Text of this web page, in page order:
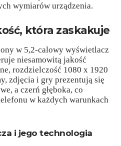
wymiarów urządzenia.
która zaskakuje
w 5,2-calowy wyświetlacz
niesamowitą jakość
rozdzielczość 1080 x 1920
zdjęcia i gry prezentują się
a czerń głęboka, co
w każdych warunkach
i jego technologia